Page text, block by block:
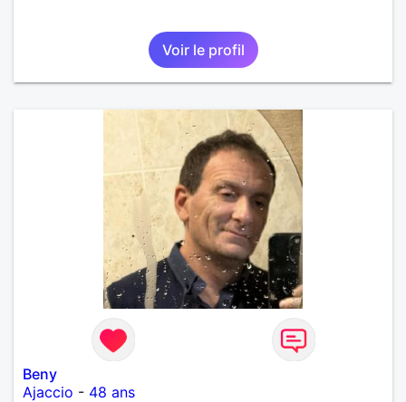
Voir le profil
Beny
Ajaccio - 48 ans